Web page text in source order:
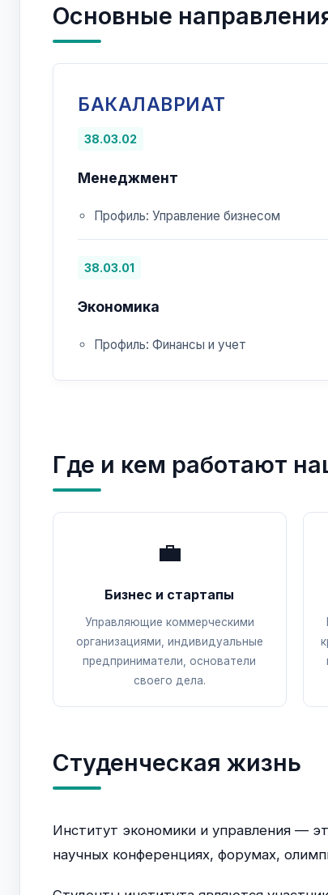
Основные
БАКАЛАВРИАТ
38.03.02
Менеджмент
Профиль: Управление бизнесом
38.03.01
Экономика
Профиль: Финансы и учет
Где и кем работают
💼
Бизнес и стартапы
Управляющие коммерческими
организациями, индивидуальные
предприниматели, основатели
своего дела.
Студенческая жизнь
Институт экономики и управления —
научных конференциях, форумах,